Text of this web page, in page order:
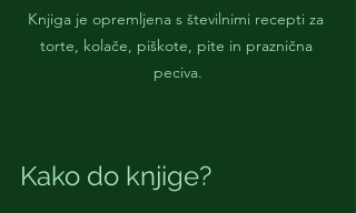
Knjiga je opremljena s številnimi recepti za
torte, kolače, piškote, pite in praznična
peciva.
Kako do knjige?